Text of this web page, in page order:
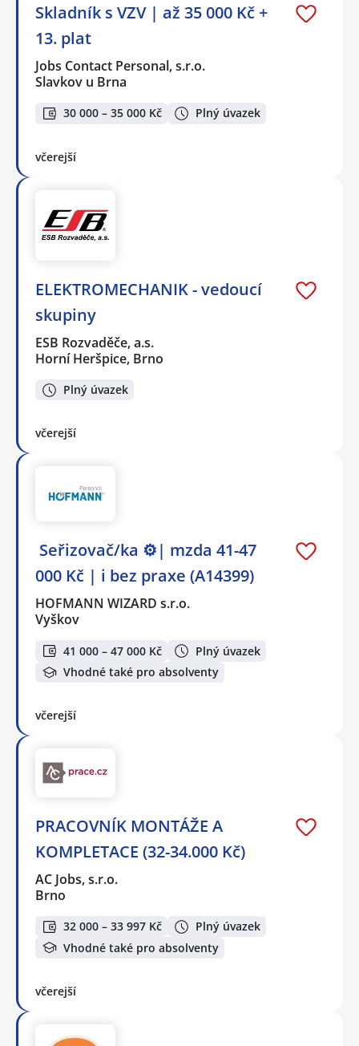
Skladník s VZV | až 35 000 Kč +
13. plat
Jobs Contact Personal, s.r.o.
Slavkov u Brna
30 000 – 35 000 Kč Plný úvazek
včerejší
ELEKTROMECHANIK - vedoucí
skupiny
ESB Rozvaděče, a.s.
Horní Heršpice, Brno
Plný úvazek
včerejší
️ Seřizovač/ka ⚙️| mzda 41-47
000 Kč | i bez praxe (A14399)
HOFMANN WIZARD s.r.o.
Vyškov
41 000 – 47 000 Kč
Plný úvazek
Vhodné také pro absolventy
včerejší
PRACOVNÍK MONTÁŽE A
KOMPLETACE (32-34.000 Kč)
AC Jobs, s.r.o.
Brno
32 000 – 33 997 Kč
Plný úvazek
Vhodné také pro absolventy
včerejší